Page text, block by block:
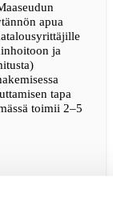
apua
ja
tapa
toimii 2–5